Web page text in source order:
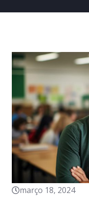
março 18, 2024